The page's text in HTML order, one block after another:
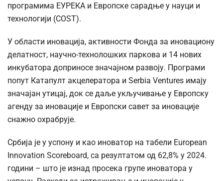
програмима ЕУРЕКА и Европске сарадње у науци и
технологији (COST).
У области иновација, активности Фонда за иновациону
делатност, научно-технолошких паркова и 14 нових
инкубатора доприносе значајном развоју. Програми
попут Катапулт акцелератора и Serbia Ventures имају
значајан утицај, док се даље укључивање у Европску
агенду за иновације и Европски савет за иновације
снажно охрабрује.
Србија је у успону и као иноватор на табели European
Innovation Scoreboard, са резултатом од 62,8% у 2024.
години – што је изнад просека групе иноватора у